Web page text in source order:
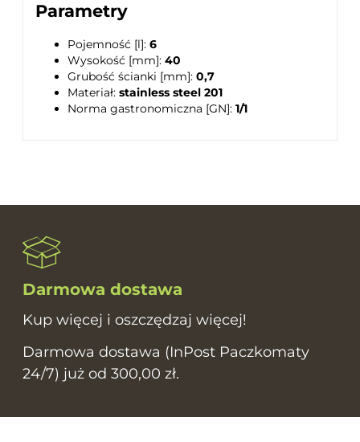
Parametry
Pojemność [l]: 6
Wysokość [mm]: 40
Grubość ścianki [mm]: 0,7
Materiał: stainless steel 201
Norma gastronomiczna [GN]: 1/1
Darmowa dostawa
Kup więcej i oszczędzaj więcej!
Darmowa dostawa (InPost Paczkomaty
24/7) już od 300,00 zł.